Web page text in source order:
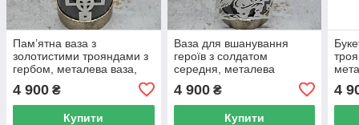
Пам’ятна ваза з
золотистими трояндами з
гербом, металева ваза,
вшанування Героїв.
4 900 ₴
Купити
Ваза для вшанування
героїв з солдатом
середня, металева
конструкція, пам’яті Героя,
для алей слави.
4 900₴
Купити
4